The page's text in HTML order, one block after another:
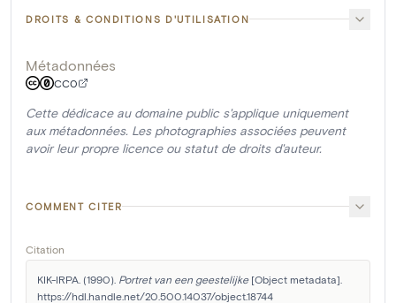
DROITS & CONDITIONS D'UTILISATION
Métadonnées
CC0
Cette dédicace au domaine public s'applique uniquement
aux métadonnées. Les photographies associées peuvent
avoir leur propre licence ou statut de droits d'auteur.
COMMENT CITER
Citation
KIK-IRPA. (1990). Portret van een geestelijke [Object metadata].
https://hdl.handle.net/20.500.14037/object.18744